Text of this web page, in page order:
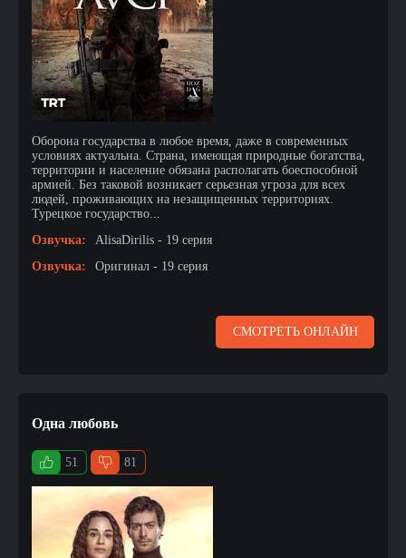
Оборона государства в любое время, даже в современных
условиях актуальна. Страна, имеющая природные богатства,
территории и население обязана располагать боеспособной
армией. Без таковой возникает серьезная угроза для всех
людей, проживающих на незащищенных территориях.
Турецкое государство...
Озвучка:
AlisaDirilis - 19 серия
Озвучка:
Оригинал - 19 серия
СМОТРЕТЬ ОНЛАЙН
Одна любовь
51 81